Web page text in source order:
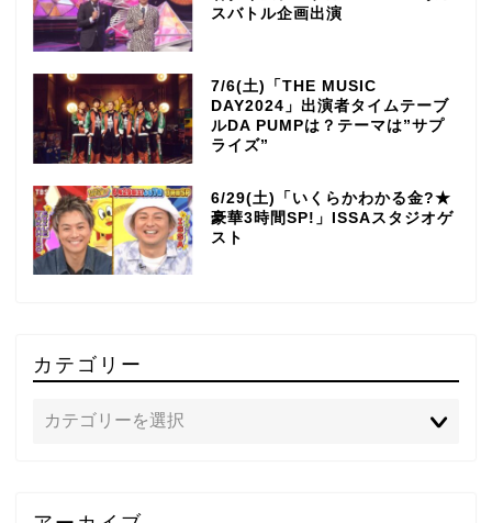
スバトル企画出演
7/6(土)「THE MUSIC
DAY2024」出演者タイムテーブ
ルDA PUMPは？テーマは”サプ
ライズ”
6/29(土)「いくらかわかる金?★
豪華3時間SP!」ISSAスタジオゲ
スト
カテゴリー